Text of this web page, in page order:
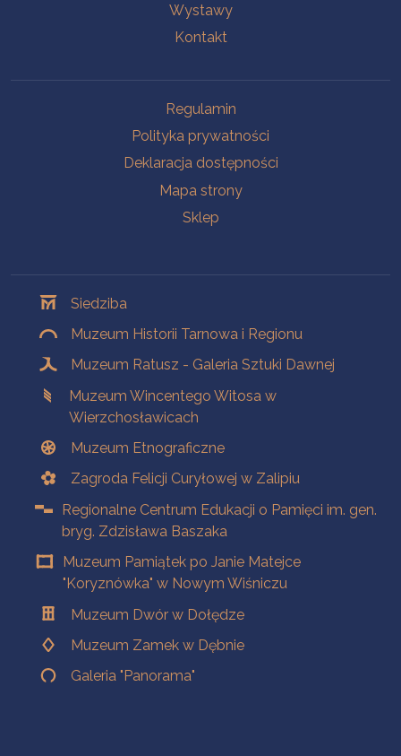
Wystawy
Kontakt
Regulamin
Polityka prywatności
Deklaracja dostępności
Mapa strony
Sklep
Siedziba
Muzeum Historii Tarnowa i Regionu
Muzeum Ratusz - Galeria Sztuki Dawnej
Muzeum Wincentego Witosa w
Wierzchosławicach
Muzeum Etnograficzne
Zagroda Felicji Curyłowej w Zalipiu
Regionalne Centrum Edukacji o Pamięci im. gen.
bryg. Zdzisława Baszaka
Muzeum Pamiątek po Janie Matejce
"Koryznówka" w Nowym Wiśniczu
Muzeum Dwór w Dołędze
Muzeum Zamek w Dębnie
Galeria "Panorama"